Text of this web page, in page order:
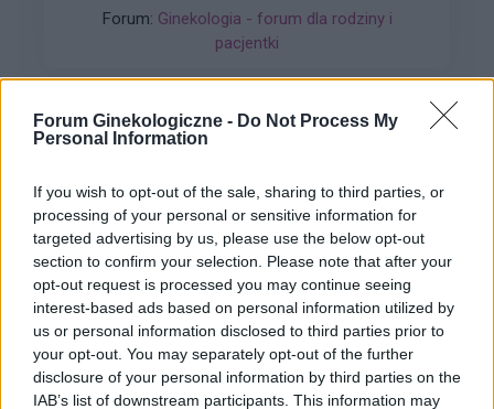
Forum Ginekologiczne - Do Not Process My
Personal Information
If you wish to opt-out of the sale, sharing to third parties, or
processing of your personal or sensitive information for
targeted advertising by us, please use the below opt-out
section to confirm your selection. Please note that after your
opt-out request is processed you may continue seeing
interest-based ads based on personal information utilized by
us or personal information disclosed to third parties prior to
your opt-out. You may separately opt-out of the further
disclosure of your personal information by third parties on the
IAB’s list of downstream participants. This information may
pomoze na ta dolegliwość?.
Forum: Ginekologia - forum dla rodziny i
pacjentki
Krostka na wardze sromowej
Wyskoczył mi taki guzek na wardze sromowej
mniejszej, w dotyku jest to mała kulka która boli
gdy się dotyka. Co to może być ? Czy to źle
wygląda?
Forum:Ginekologia - forum dla rodziny i